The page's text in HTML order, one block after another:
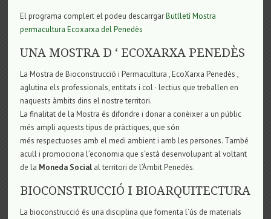
El programa complert el podeu descarrgarButlletí Mostra
permacultura Ecoxarxa del Penedès
UNA MOSTRA D ‘ ECOXARXA PENEDÈS
La Mostra de Bioconstrucció i Permacultura , EcoXarxa Penedès ,
aglutina els professionals, entitats i col · lectius que treballen en
naquests àmbits dins el nostre territori.
La finalitat de la Mostra és difondre i donar a conèixer a un públic
més ampli aquests tipus de pràctiques, que són
més respectuoses amb el medi ambient i amb les persones. També
acull i promociona l’economia que s’està desenvolupant al voltant
de la Moneda Social al territori de l’Àmbit Penedès.
BIOCONSTRUCCIÓ I BIOARQUITECTURA
La bioconstrucció és una disciplina que fomenta l’ús de materials